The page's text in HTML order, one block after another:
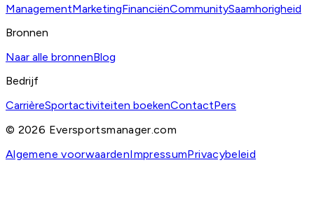
ManagementMarketingFinanciënCommunitySaamhorigheid
Bronnen
Naar alle bronnenBlog
Bedrijf
CarrièreSportactiviteiten boekenContactPers
© 2026 Eversportsmanager.com
Algemene voorwaardenImpressumPrivacybeleid